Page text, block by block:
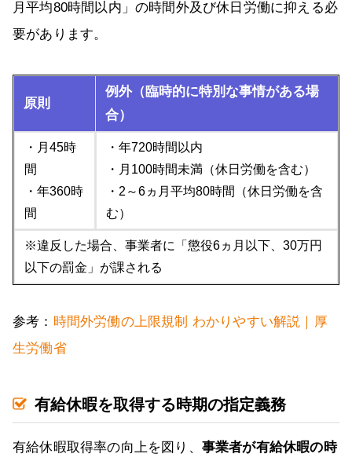
月平均80時間以内」の時間外及び休日労働に抑える必
要があります。
原則
例外（臨時的に特別な事情がある場
合）
・月45時
間
・年360時
間
・年720時間以内
・月100時間未満（休日労働を含む）
・2～6ヵ月平均80時間（休日労働を含
む）
※違反した場合、事業者に「懲役6ヵ月以下、30万円
以下の罰金」が課される
参考： 時間外労働の上限規制 わかりやすい解説｜厚
生労働省
有給休暇を取得する時期の指定義務
有給休暇取得率の向上を図り、 事業者が有給休暇の時